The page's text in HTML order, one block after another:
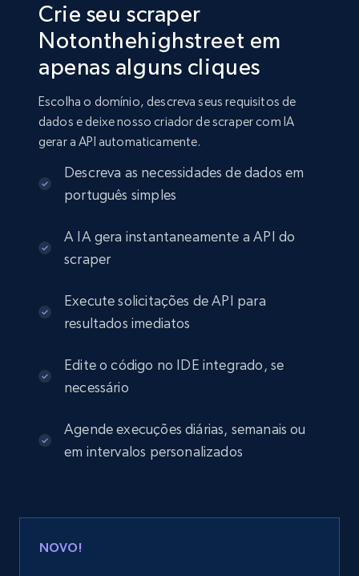
Crie seu scraper
Notonthehighstreet em
apenas alguns cliques
Escolha o domínio, descreva seus requisitos de
dados e deixe nosso criador de scraper com IA
gerar a API automaticamente.
Descreva as necessidades de dados em
português simples
A IA gera instantaneamente a API do
scraper
Execute solicitações de API para
resultados imediatos
Edite o código no IDE integrado, se
necessário
Agende execuções diárias, semanais ou
em intervalos personalizados
NOVO!